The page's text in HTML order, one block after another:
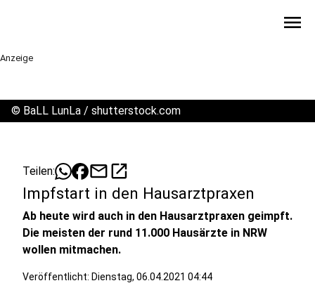
menu
Anzeige
© BaLL LunLa / shutterstock.com
Teilen: mailopen_in_new
Impfstart in den Hausarztpraxen
Ab heute wird auch in den Hausarztpraxen geimpft.
Die meisten der rund 11.000 Hausärzte in NRW
wollen mitmachen.
Veröffentlicht: Dienstag, 06.04.2021 04:44